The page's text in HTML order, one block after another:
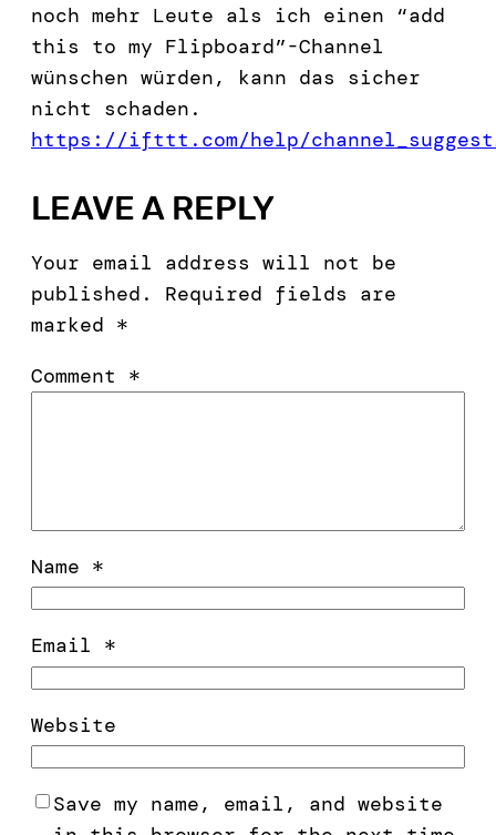
noch mehr Leute als ich einen “add
this to my Flipboard”-Channel
wünschen würden, kann das sicher
nicht schaden.
https://ifttt.com/help/
LEAVE A REPLY
Your email address will not be
published.
Required fields are
marked *
Comment *
Name *
Email *
Website
Save my name, email, and website